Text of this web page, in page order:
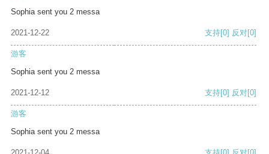
Sophia sent you 2 messa
2021-12-22 支持[0] 反对[0]
游客
Sophia sent you 2 messa
2021-12-12 支持[0] 反对[0]
游客
Sophia sent you 2 messa